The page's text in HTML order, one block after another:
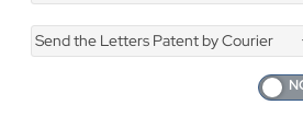
Send the Letters Patent by Courier